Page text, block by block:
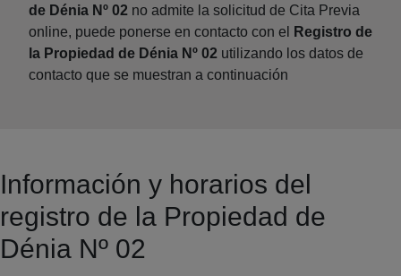
de Dénia Nº 02 no admite la solicitud de Cita Previa
online, puede ponerse en contacto con el
Registro de
la Propiedad de Dénia Nº 02 utilizando los datos de
contacto que se muestran a continuación
Información y horarios del
registro de la Propiedad de
Dénia Nº 02